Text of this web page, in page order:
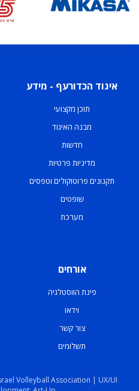
איגוד הכדורעף - מידע
תוכן מקצועי
מבנה האיגוד
חדשות
מדיניות פרטיות
תקנונים פרוטוקולים וטפסים
שופטים
מערכת
אורחים
פינת הווסטלגיה
וידאו
צור קשר
תשלומים
Volleyball Association | UX/UI